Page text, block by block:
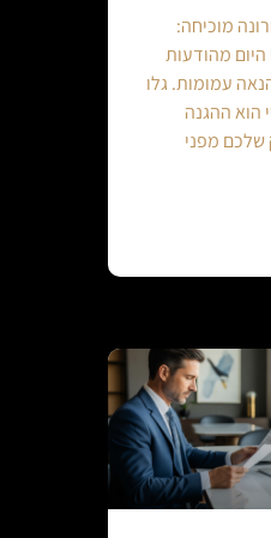
מוכיחה:
מהודעות
עמומות. גלו
הוא ההגנה
מפני